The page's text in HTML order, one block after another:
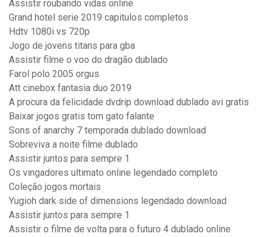
Assistir roubando vidas online
Grand hotel serie 2019 capitulos completos
Hdtv 1080i vs 720p
Jogo de jovens titans para gba
Assistir filme o voo do dragão dublado
Farol polo 2005 orgus
Att cinebox fantasia duo 2019
A procura da felicidade dvdrip download dublado avi gratis
Baixar jogos gratis tom gato falante
Sons of anarchy 7 temporada dublado download
Sobreviva a noite filme dublado
Assistir juntos para sempre 1
Os vingadores ultimato online legendado completo
Coleção jogos mortais
Yugioh dark side of dimensions legendado download
Assistir juntos para sempre 1
Assistir o filme de volta para o futuro 4 dublado online